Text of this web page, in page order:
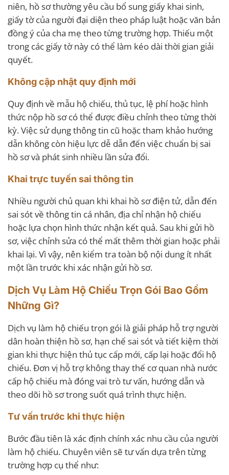
niên, hồ sơ thường yêu cầu bổ sung giấy khai sinh,
giấy tờ của người đại diện theo pháp luật hoặc văn bản
đồng ý của cha mẹ theo từng trường hợp. Thiếu một
trong các giấy tờ này có thể làm kéo dài thời gian giải
quyết.
Không cập nhật quy định mới
Quy định về mẫu hộ chiếu, thủ tục, lệ phí hoặc hình
thức nộp hồ sơ có thể được điều chỉnh theo từng thời
kỳ. Việc sử dụng thông tin cũ hoặc tham khảo hướng
dẫn không còn hiệu lực dễ dẫn đến việc chuẩn bị sai
hồ sơ và phát sinh nhiều lần sửa đổi.
Khai trực tuyến sai thông tin
Nhiều người chủ quan khi khai hồ sơ điện tử, dẫn đến
sai sót về thông tin cá nhân, địa chỉ nhận hộ chiếu
hoặc lựa chọn hình thức nhận kết quả. Sau khi gửi hồ
sơ, việc chỉnh sửa có thể mất thêm thời gian hoặc phải
khai lại. Vì vậy, nên kiểm tra toàn bộ nội dung ít nhất
một lần trước khi xác nhận gửi hồ sơ.
Dịch Vụ Làm Hộ Chiếu Trọn Gói Bao Gồm
Những Gì?
Dịch vụ làm hộ chiếu trọn gói là giải pháp hỗ trợ người
dân hoàn thiện hồ sơ, hạn chế sai sót và tiết kiệm thời
gian khi thực hiện thủ tục cấp mới, cấp lại hoặc đổi hộ
chiếu. Đơn vị hỗ trợ không thay thế cơ quan nhà nước
cấp hộ chiếu mà đóng vai trò tư vấn, hướng dẫn và
theo dõi hồ sơ trong suốt quá trình thực hiện.
Tư vấn trước khi thực hiện
Bước đầu tiên là xác định chính xác nhu cầu của người
làm hộ chiếu. Chuyên viên sẽ tư vấn dựa trên từng
trường hợp cụ thể như: